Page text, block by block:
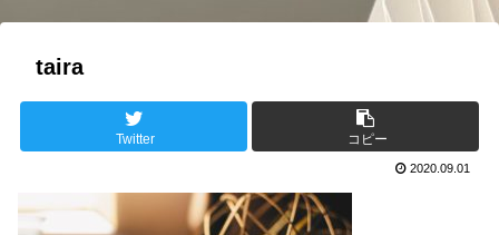
taira
Twitter コピー
2020.09.01